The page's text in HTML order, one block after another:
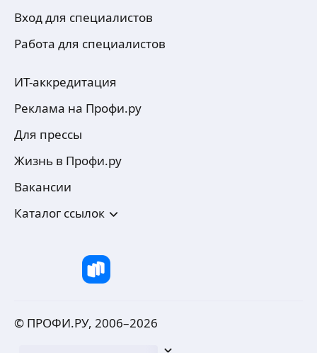
Вход для специалистов
Работа для специалистов
ИТ-аккредитация
Реклама на Профи.ру
Для прессы
Жизнь в Профи.ру
Вакансии
Каталог ссылок
© ПРОФИ.РУ, 2006–2026